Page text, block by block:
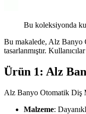
Bu koleksiyonda
Bu makalede, Alz Banyo
tasarlanmıştır.
Ürün 1: Alz
Alz Banyo Otomatik Diş
Malzeme: